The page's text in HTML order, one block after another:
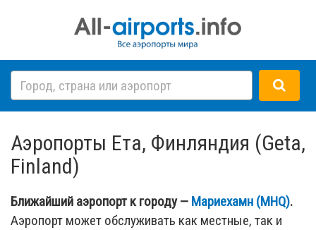
Аэропорты Ета, Финляндия (Geta,
Finland)
Ближайший аэропорт к городу — Мариехамн (MHQ).
Аэропорт может обслуживать как местные, так и